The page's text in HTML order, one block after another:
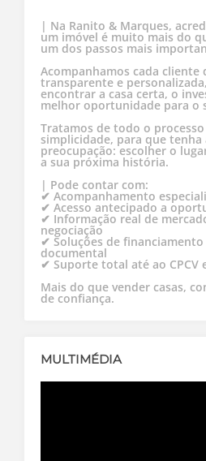
| Na Ranito & Marques,
um imóvel é muito mais do
um dos passos mais
Acompanhamos cada cliente
transparente e
encontrar a casa certa, o
melhor oportunidade para o
Tratamos de todo o
simplicidade, para que tenha
preocupação: escolher o
a sua próxima história.
| Pode contar com:
✔ Acompanhamento
✔ Acesso antecipado a
✔ Informação real de
negociação
✔ Soluções de financiamento
documental
✔ Suporte total até ao CPCV
Mais do que vender casas,
de confiança.
MULTIMÉDIA